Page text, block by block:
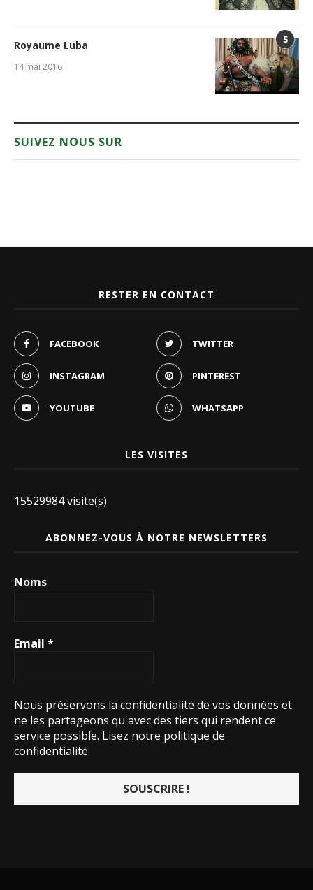
5
Royaume Luba
14 mai 2016
SUIVEZ NOUS SUR
RESTER EN CONTACT
FACEBOOK TWITTER
INSTAGRAM PINTEREST
YOUTUBE WHATSAPP
LES VISITES
15529984 visite(s)
ABONNEZ-VOUS À NOTRE NEWSLETTERS
Noms
Email *
Nous préservons la confidentialité de vos données et
ne les partageons qu'avec des tiers qui rendent ce
service possible. Lisez notre politique de
confidentialité.